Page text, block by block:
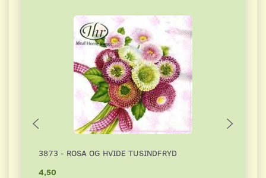
3873 - ROSA OG HVIDE TUSINDFRYD
4,50